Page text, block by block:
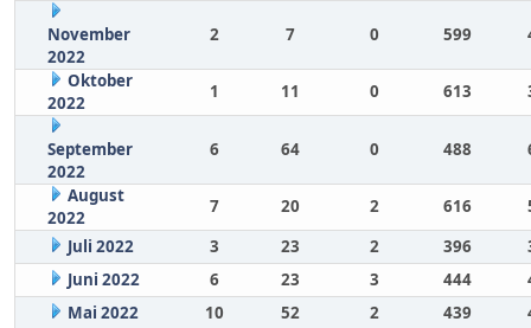
November
2022
2 7 0 599
Oktober
2022
1 11 0 613
September
2022
6 64 0 488
August
2022
7 20 2 616
Juli 2022
3 23 2 396
Juni 2022
6 23 3 444
Mai 2022
10 52 2 439